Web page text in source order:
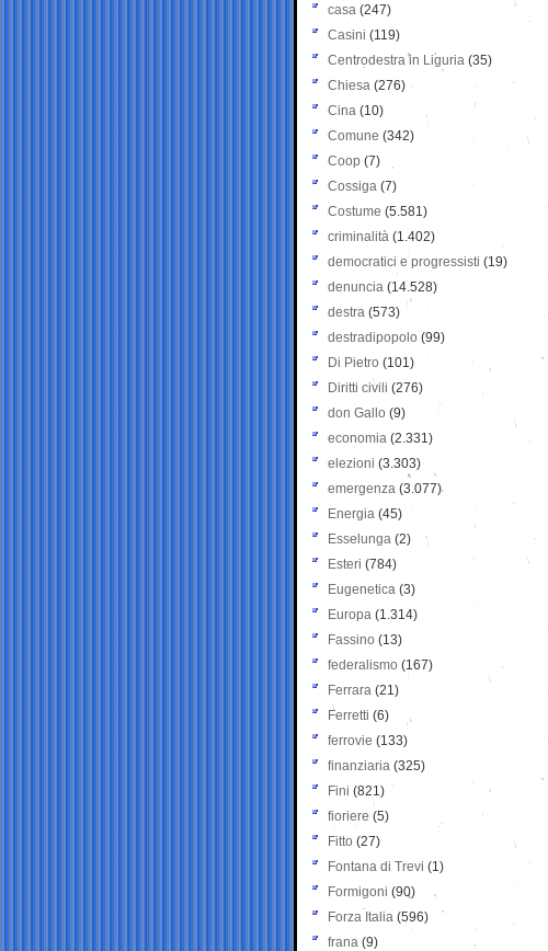
casa (247)
Casini (119)
Centrodestra in Liguria (35)
Chiesa (276)
Cina (10)
Comune (342)
Coop (7)
Cossiga (7)
Costume (5.581)
criminalità (1.402)
democratici e progressisti (19)
denuncia (14.528)
destra (573)
destradipopolo (99)
Di Pietro (101)
Diritti civili (276)
don Gallo (9)
economia (2.331)
elezioni (3.303)
emergenza (3.077)
Energia (45)
Esselunga (2)
Esteri (784)
Eugenetica (3)
Europa (1.314)
Fassino (13)
federalismo (167)
Ferrara (21)
Ferretti (6)
ferrovie (133)
finanziaria (325)
Fini (821)
fioriere (5)
Fitto (27)
Fontana di Trevi (1)
Formigoni (90)
Forza Italia (596)
frana (9)